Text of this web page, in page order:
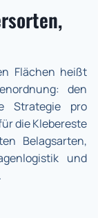
Flächen heißt
den
Strategie pro
die Klebereste
Belagsarten,
und